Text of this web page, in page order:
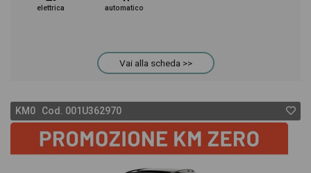
elettrica automatico
Vai alla scheda >>
KM0 Cod. 001U362970